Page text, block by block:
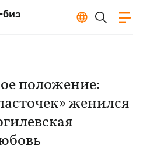
положение:
женился